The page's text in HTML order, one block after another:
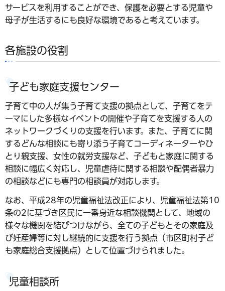
サービスを利用することができ、保護を必要とする児童や
母子が生活するにも良好な環境であると考えています。
各施設の役割
子ども家庭支援センター
子育て中の人が集う子育て支援の拠点として、子育てをテ
ーマにした多様なイベントの開催や子育てを支援する人の
ネットワークづくりの支援を行います。また、子育てに関
するどんな相談にも寄り添う子育てコーディネーターやひ
とり親支援、女性の就労支援など、子どもと家庭に関する
相談に幅広く対応し、児童虐待に関する相談や配偶者暴力
の相談などにも専門の相談員が対応します。
なお、平成28年の児童福祉法改正により、児童福祉法第10
条の2に基づき区民に一番身近な相談機関として、地域の
様々な機関を結びつけながら、全ての子どもとその家庭及
び妊産婦等に対し継続的に支援を行う拠点（市区町村子ど
も家庭総合支援拠点）として位置づけられました。
児童相談所